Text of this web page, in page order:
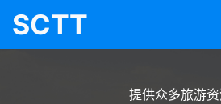
SCTT
提供众多旅游